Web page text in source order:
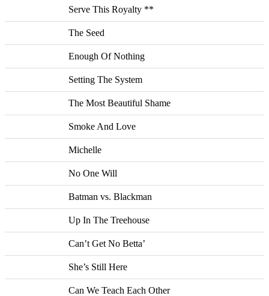
Serve This Royalty **
The Seed
Enough Of Nothing
Setting The System
The Most Beautiful Shame
Smoke And Love
Michelle
No One Will
Batman vs. Blackman
Up In The Treehouse
Can’t Get No Betta’
She’s Still Here
Can We Teach Each Other